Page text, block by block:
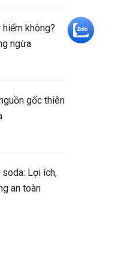
không?
ngừa
gốc thiên
Lợi ích,
an toàn
+5